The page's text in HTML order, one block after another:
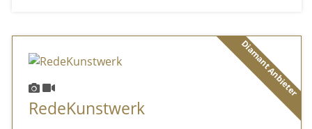
Diamant Anbieter
RedeKunstwerk